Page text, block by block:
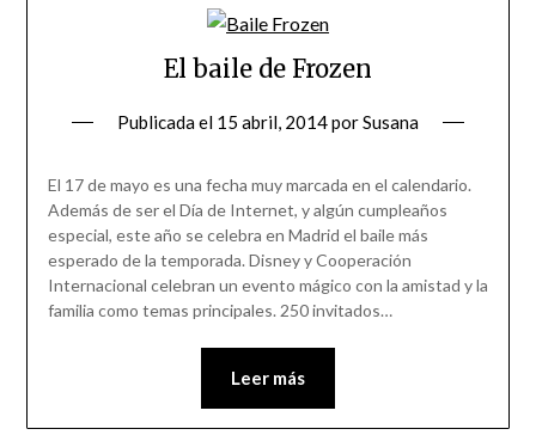
El baile de Frozen
Publicada el 15 abril, 2014porSusana
El 17 de mayo es una fecha muy marcada en el calendario.
Además de ser el Día de Internet, y algún cumpleaños
especial, este año se celebra en Madrid el baile más
esperado de la temporada. Disney y Cooperación
Internacional celebran un evento mágico con la amistad y la
familia como temas principales. 250 invitados…
Leer más